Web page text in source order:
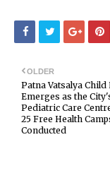
OLDER
Patna Vatsalya Child
Emerges as the
Pediatric Care
25 Free Health
Conducted